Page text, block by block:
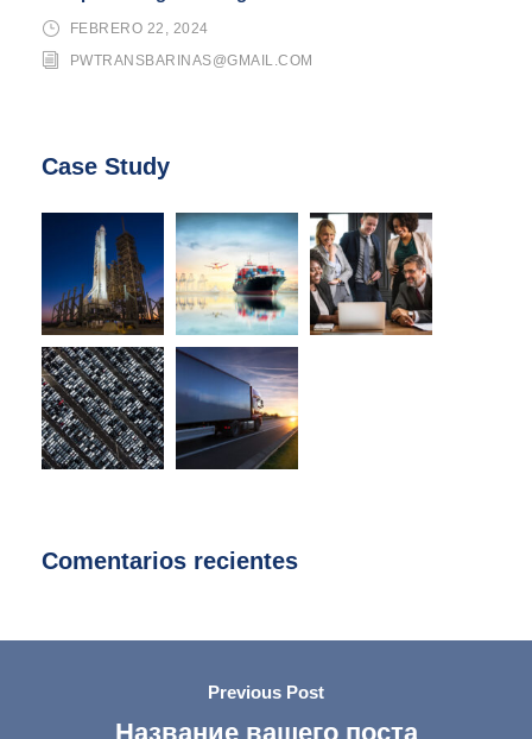
FEBRERO 22, 2024
PWTRANSBARINAS@GMAIL.COM
Case Study
Comentarios recientes
Previous Post
Название вашего поста